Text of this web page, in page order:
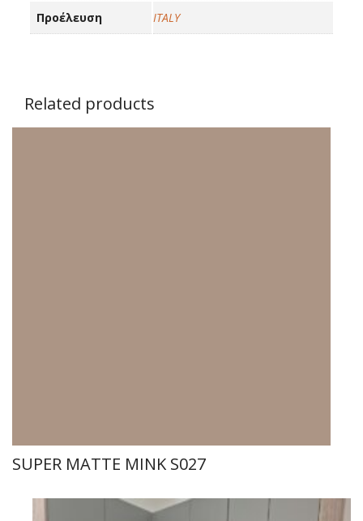
Προέλευση ITALY
Related products
SUPER MATTE MINK S027